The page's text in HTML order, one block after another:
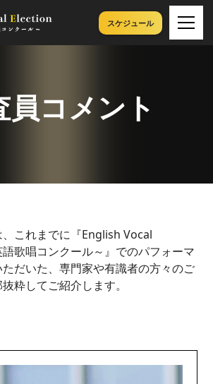
スケジュール
員コメント​
これまでに『English Vocal
歌唱コンクール～』でのパフォーマ
だいた、専門家や有識者の方々のご
粋してご紹介します。